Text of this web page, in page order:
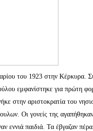
του 1923 στην Κέρκυρα.
εμφανίστηκε για πρώτη
στην αριστοκρατία του
Οι γονείς της
εννιά παιδιά. Τα έβγαζαν